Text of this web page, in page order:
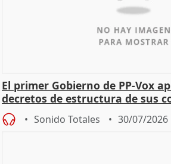
El primer Gobierno de PP-Vox
decretos de estructura de sus
Sonido Totales 30/07/2026